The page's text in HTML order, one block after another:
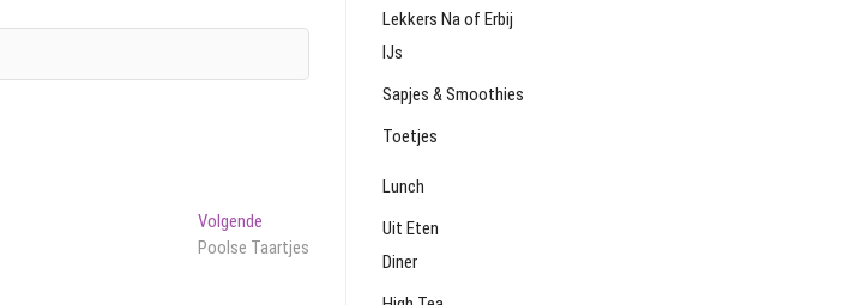
Volgende
bericht:
Poolse Taartjes
Lekkers Na of Erbij
IJs
Sapjes & Smoothies
Toetjes
Lunch
Uit Eten
Diner